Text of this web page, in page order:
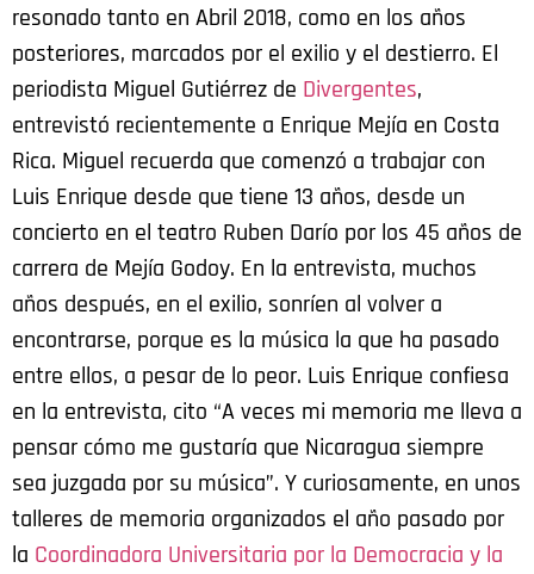
resonado tanto en Abril 2018, como en los años
posteriores, marcados por el exilio y el destierro. El
periodista Miguel Gutiérrez de Divergentes,
entrevistó recientemente a Enrique Mejía en Costa
Rica. Miguel recuerda que comenzó a trabajar con
Luis Enrique desde que tiene 13 años, desde un
concierto en el teatro Ruben Darío por los 45 años de
carrera de Mejía Godoy. En la entrevista, muchos
años después, en el exilio, sonríen al volver a
encontrarse, porque es la música la que ha pasado
entre ellos, a pesar de lo peor. Luis Enrique confiesa
en la entrevista, cito “A veces mi memoria me lleva a
pensar cómo me gustaría que Nicaragua siempre
sea juzgada por su música”. Y curiosamente, en unos
talleres de memoria organizados el año pasado por
la Coordinadora Universitaria por la Democracia y la